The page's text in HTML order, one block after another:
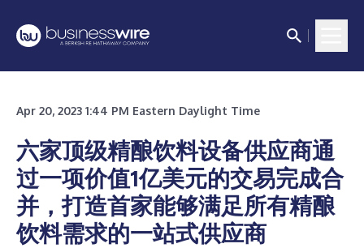
Apr 20, 2023 1:44 PM Eastern Daylight Time
六家顶级精酿饮料设备供应商通
过一项价值1亿美元的交易完成合
并，打造首家能够满足所有精酿
饮料需求的一站式供应商